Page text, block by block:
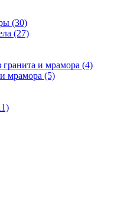
(30)
(27)
и мрамора (4)
мрамора (5)